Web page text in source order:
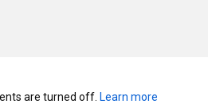
are turned off. Learn more